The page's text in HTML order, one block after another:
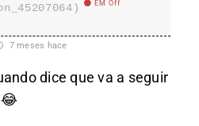
EM Off
7 meses hace
dice que va a seguir